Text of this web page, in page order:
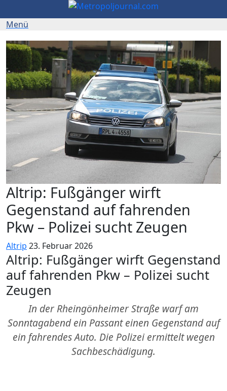
Altrip: Fußgänger wirft
Gegenstand auf fahrenden
Pkw – Polizei sucht Zeugen
Altrip 23. Februar 2026
Altrip: Fußgänger wirft Gegenstand
auf fahrenden Pkw – Polizei sucht
Zeugen
In der Rheingönheimer Straße warf am
Sonntagabend ein Passant einen Gegenstand auf
ein fahrendes Auto. Die Polizei ermittelt wegen
Sachbeschädigung.